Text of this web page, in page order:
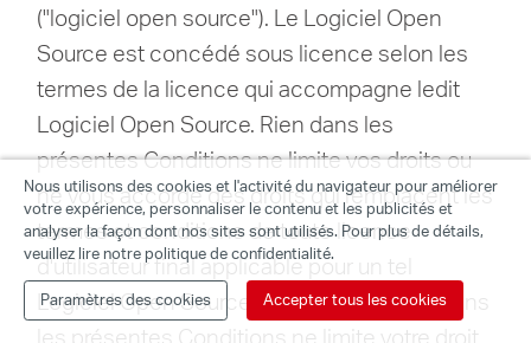
("logiciel open source"). Le Logiciel Open
Source est concédé sous licence selon les
termes de la licence qui accompagne ledit
Logiciel Open Source. Rien dans les
présentes Conditions ne limite vos droits ou
ne vous accorde des droits qui remplacent les
termes et conditions de toute licence
d'utilisateur final applicable pour un tel
Logiciel Open Source. En particulier, rien dans
les présentes Conditions ne limite votre droit
Nous utilisons des cookies et l'activité du navigateur pour améliorer
votre expérience, personnaliser le contenu et les publicités et
analyser la façon dont nos sites sont utilisés. Pour plus de détails,
veuillez lire notre politique de confidentialité.
Paramètres des cookies Accepter tous les cookies